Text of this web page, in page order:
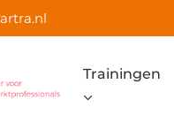
Trainingen